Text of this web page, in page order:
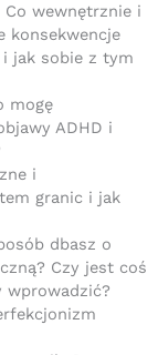
Co wewnętrznie i
konsekwencje
jak sobie z tym
mogę
ADHD i
i
granic i jak
dbasz o
Czy jest coś
wprowadzić?